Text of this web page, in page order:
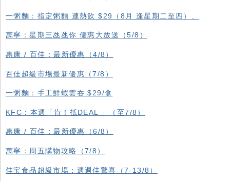
一粥麵：指定粥麵 連熱飲 $29（8月 逢星期二至四）、
萬寧：星期三氹氹你 優惠大放送（5/8）
惠康 / 百佳：最新優惠（4/8）
百佳超級市場最新優惠（7/8）
一粥麵：手工鮮蝦雲吞 $29/盒
KFC ：本週「肯！抵DEAL 」（至7/8）
惠康 / 百佳：最新優惠（6/8）
萬寧：周五購物攻略（7/8）
佳宝食品超級市場：週週佳驚喜（7-13/8）